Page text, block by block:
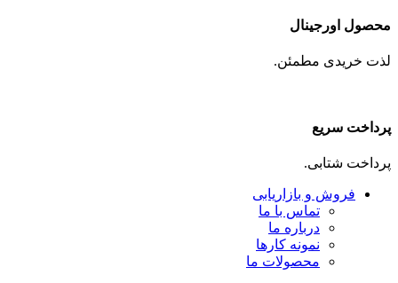
محصول اورجینال
لذت خریدی مطمئن.
پرداخت سریع
پرداخت شتابی.
فروش و بازاریابی
تماس با ما
درباره ما
نمونه کارها
محصولات ما